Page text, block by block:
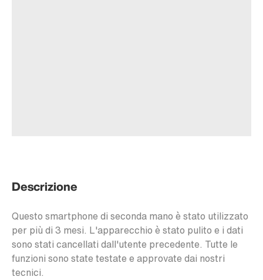
Descrizione
Questo smartphone di seconda mano è stato utilizzato
per più di 3 mesi. L'apparecchio è stato pulito e i dati
sono stati cancellati dall'utente precedente. Tutte le
funzioni sono state testate e approvate dai nostri
tecnici.